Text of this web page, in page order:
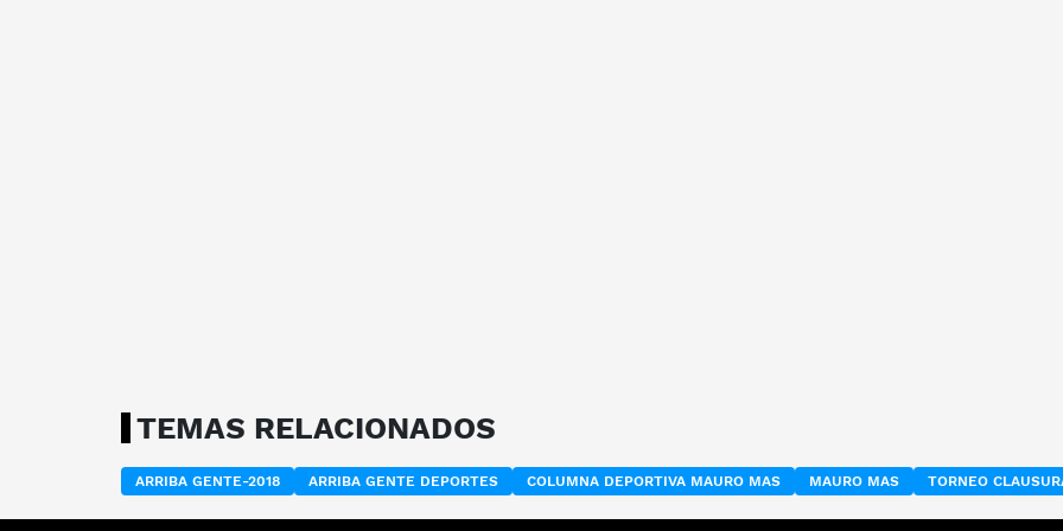
TEMAS RELACIONADOS
ARRIBA GENTE-2018 ARRIBA GENTE DEPORTES COLUMNA DEPORTIVA MAURO MAS MAURO MAS TORNEO